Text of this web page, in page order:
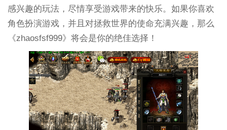
感兴趣的玩法，尽情享受游戏带来的快乐。如果你喜欢
角色扮演游戏，并且对拯救世界的使命充满兴趣，那么
《zhaosfsf999》将会是你的绝佳选择！